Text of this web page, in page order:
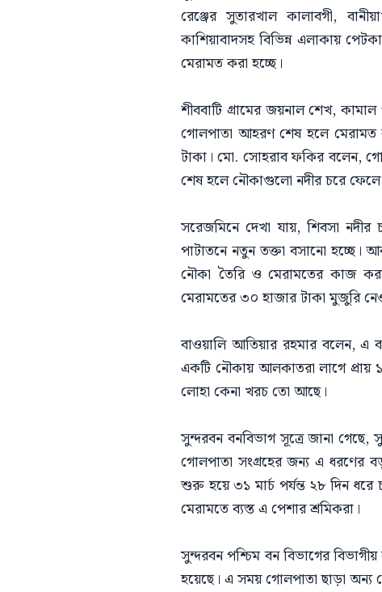
রেঞ্জের সুতারখাল কালাবগী,
কাশিয়াবাদসহ বিভিন্ন এলাকায়
মেরামত করা হচ্ছে।
শীববাটি গ্রামের জয়নাল শেখ,
গোলপাতা আহরণ শেষ হলে মেরামত
টাকা। মো. সোহরাব ফকির বলেন,
শেষ হলে নৌকাগুলো নদীর চরে ফেলে
সরেজমিনে দেখা যায়, শিবসা
পাটাতনে নতুন তক্তা বসানো হচ্ছে।
নৌকা তৈরি ও মেরামতের কাজ
মেরামতের ৩০ হাজার টাকা মুজুরি
বাওয়ালি আতিয়ার রহমার বলেন, এ
একটি নৌকায় আলকাতরা লাগে প্রায়
লোহা কেনা খরচ তো আছে।
সুন্দরবন বনবিভাগ সূত্রে জানা গেছে,
গোলপাতা সংগ্রহের জন্য এ ধরণের
শুরু হয়ে ৩১ মার্চ পর্যন্ত ২৮ দিন
মেরামতে ব্যস্ত এ পেশার শ্রমিকরা।
সুন্দরবন পশ্চিম বন বিভাগের
হয়েছে। এ সময় গোলপাতা ছাড়া অন্য